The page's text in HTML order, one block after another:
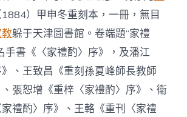
）甲申冬重刻本，一冊，無目
躲于天津圖書館。卷端題“家禮
手書《〈家禮酌〉序》，及潘江
》、王致昌《重刻孫夏峰師長教師
、張恕增《重梓〈家禮酌〉序》、衛
禮酌〉序》、王輅《重刊〈家禮